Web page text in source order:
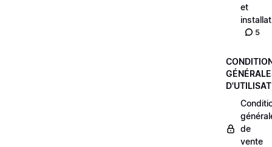
et
5
de
vente